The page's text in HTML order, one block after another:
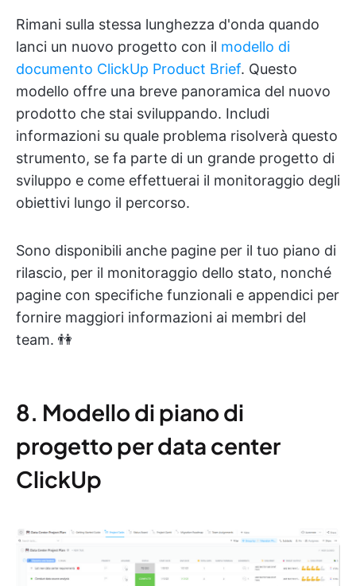
Rimani sulla stessa lunghezza d'onda quando
lanci un nuovo progetto con il modello di
documento ClickUp Product Brief. Questo
modello offre una breve panoramica del nuovo
prodotto che stai sviluppando. Includi
informazioni su quale problema risolverà questo
strumento, se fa parte di un grande progetto di
sviluppo e come effettuerai il monitoraggio degli
obiettivi lungo il percorso.
Sono disponibili anche pagine per il tuo piano di
rilascio, per il monitoraggio dello stato, nonché
pagine con specifiche funzionali e appendici per
fornire maggiori informazioni ai membri del
team. 👫
8. Modello di piano di
progetto per data center
ClickUp